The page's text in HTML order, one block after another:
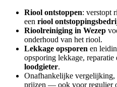
Riool ontstoppen: verstopt
een riool
Rioolreiniging in Wezep
onderhoud van het riool.
Lekkage opsporen en
opsporing lekkage, reparatie
loodgieter.
Onafhankelijke vergelijking,
prijzen — ook voor regulier